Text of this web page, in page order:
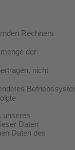
Rechners
der
nicht
unseres
Daten
Daten des